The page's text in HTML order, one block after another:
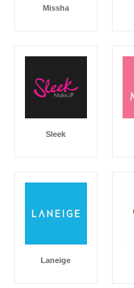
Missha
Sleek
Laneige